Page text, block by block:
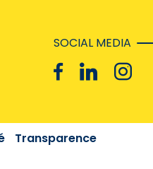
SOCIAL MEDIA
Transparence